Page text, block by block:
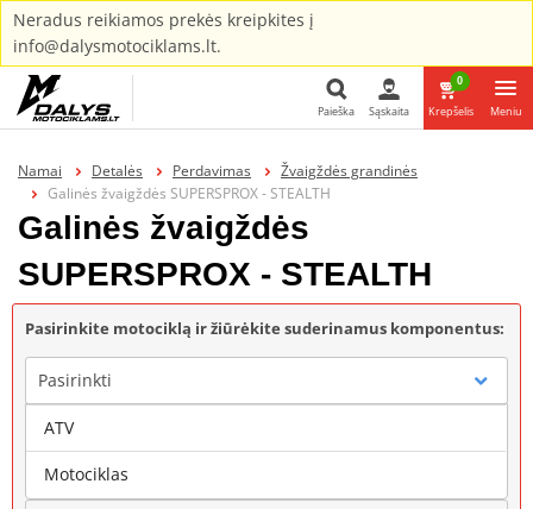
Neradus reikiamos prekės kreipkites į
info@dalysmotociklams.lt.
Paieška Sąskaita
0
Krepšelis Meniu
Namai Detalės Perdavimas
Žvaigždės grandinės
Galinės žvaigždės SUPERSPROX - STEALTH
Galinės žvaigždės
SUPERSPROX - STEALTH
Pasirinkite motociklą ir žiūrėkite suderinamus komponentus:
Pasirinkti
Gamintojas
ATV
Motociklas